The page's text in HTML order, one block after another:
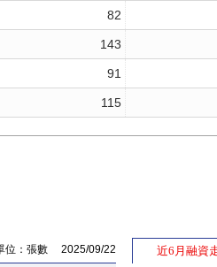
位：張數 2025/09/22 近6月融資